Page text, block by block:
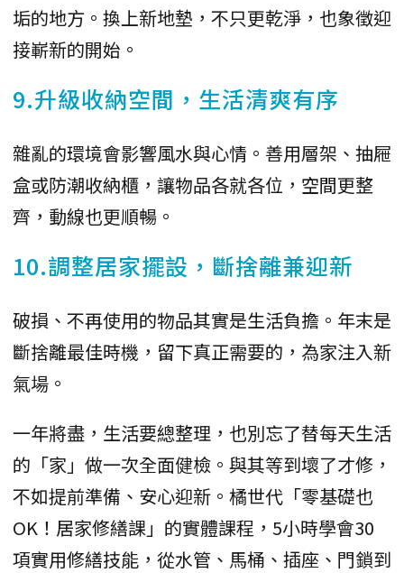
垢的地方。換上新地墊，不只更乾淨，也象徵迎
接嶄新的開始。
9.升級收納空間，生活清爽有序
雜亂的環境會影響風水與心情。善用層架、抽屜
盒或防潮收納櫃，讓物品各就各位，空間更整
齊，動線也更順暢。
10.調整居家擺設，斷捨離兼迎新
破損、不再使用的物品其實是生活負擔。年末是
斷捨離最佳時機，留下真正需要的，為家注入新
氣場。
一年將盡，生活要總整理，也別忘了替每天生活
的「家」做一次全面健檢。與其等到壞了才修，
不如提前準備、安心迎新。橘世代「零基礎也
OK！居家修繕課」的實體課程，5小時學會30
項實用修繕技能，從水管、馬桶、插座、門鎖到